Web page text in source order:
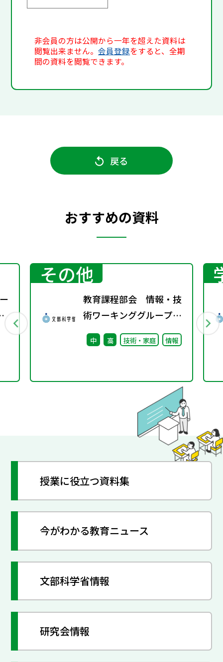
非会員の方は公開から一年を超えた資料は
閲覧出来ません。会員登録をすると、全期
間の資料を閲覧できます。
戻る
おすすめの資料
その他
教育課程部会 情報・技
術ワーキンググループ
（第12回）配付資料
中 高 技術・家庭 情報
授業に役立つ資料集
今がわかる教育ニュース
文部科学省情報
研究会情報